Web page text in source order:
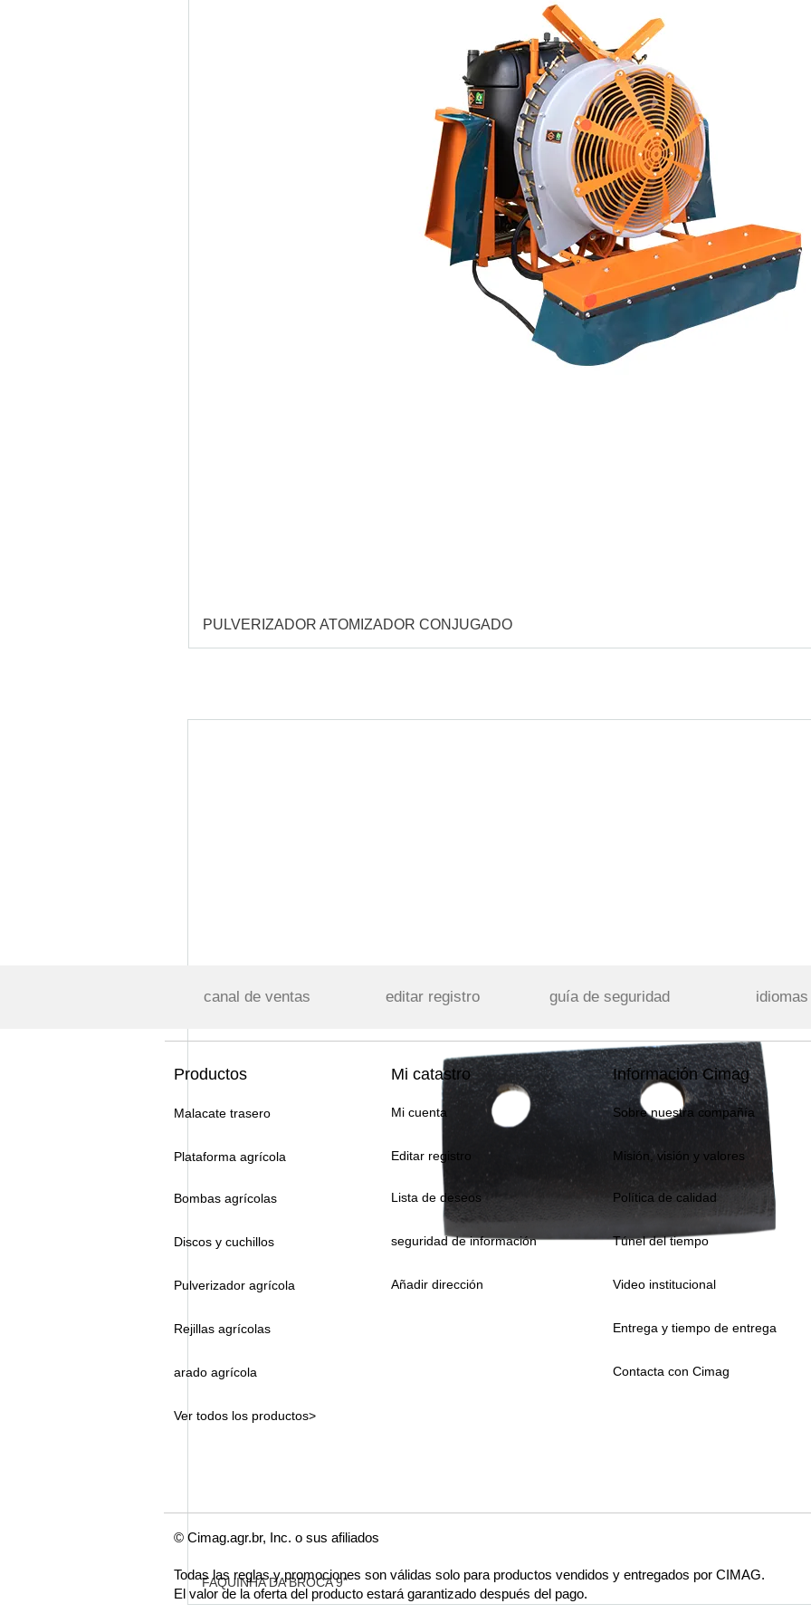
PULVERIZADOR ATOMIZADOR CONJUGADO
FAQUINHA DA BROCA 9"
canal de ventas editar registro guía de seguridad idiomas
Productos Mi catastro Información Cimag
Malacate trasero Mi cuenta Sobre nuestra compañía
Plataforma agrícola Editar registro Misión, visión y valores
Bombas agrícolas Lista de deseos Política de calidad
Discos y cuchillos seguridad de información Túnel del tiempo
Pulverizador agrícola Añadir dirección Video institucional
Rejillas agrícolas
arado agrícola
Entrega y tiempo de entrega
Contacta con Cimag
Ver todos los productos>
© Cimag.agr.br, Inc. o sus afiliados
Todas las reglas y promociones son válidas solo para productos vendidos y entregados por CIMAG.
El valor de la oferta del producto estará garantizado después del pago.